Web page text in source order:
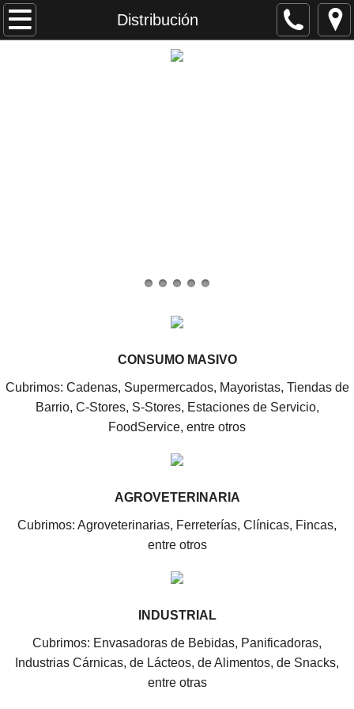
Distribución
Inicio
CONSUMO MASIVO
Cubrimos: Cadenas, Supermercados, Mayoristas, Tiendas de
Barrio, C-Stores, S-Stores, Estaciones de Servicio,
FoodService, entre otros
AGROVETERINARIA
Cubrimos: Agroveterinarias, Ferreterías, Clínicas, Fincas,
entre otros
INDUSTRIAL
Cubrimos: Envasadoras de Bebidas, Panificadoras,
Industrias Cárnicas, de Lácteos, de Alimentos, de Snacks,
entre otras